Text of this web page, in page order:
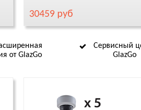
30459 руб
от GlazGo
Сервисный
GlazGo